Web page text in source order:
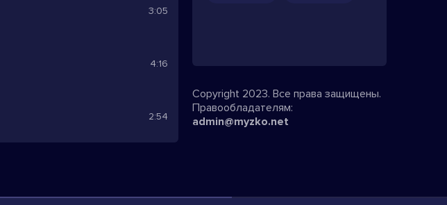
3:05
4:16
2:54
Copyright 2023. Все права защищены.
Правообладателям:
admin@myzko.net